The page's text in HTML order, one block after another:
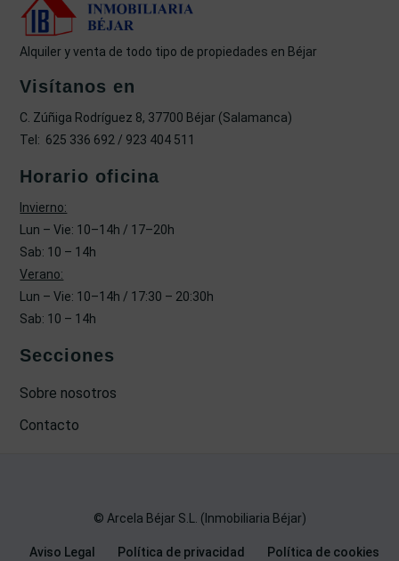
Alquiler y venta de todo tipo de propiedades en Béjar
Visítanos en
C. Zúñiga Rodríguez 8, 37700 Béjar (Salamanca)
Tel: 625 336 692 / 923 404 511
Horario oficina
Invierno:
Lun – Vie: 10–14h / 17–20h
Sab: 10 – 14h
Verano:
Lun – Vie: 10–14h / 17:30 – 20:30h
Sab: 10 – 14h
Secciones
Sobre nosotros
Contacto
© Arcela Béjar S.L. (Inmobiliaria Béjar)
Aviso Legal Política de privacidad Política de cookies